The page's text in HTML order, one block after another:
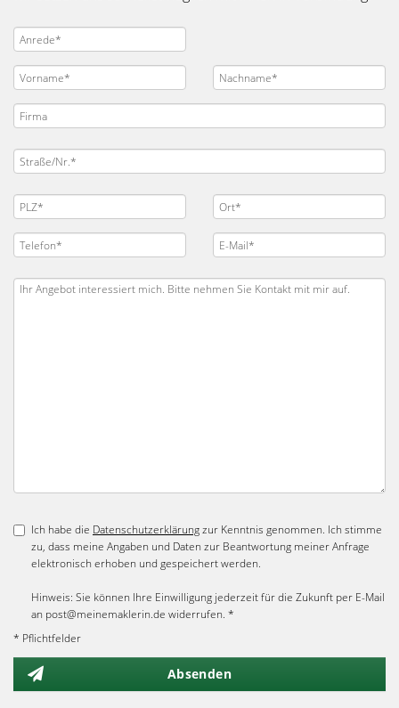
Ich habe die Datenschutzerklärungzur Kenntnis genommen. Ich stimme
zu, dass meine Angaben und Daten zur Beantwortung meiner Anfrage
elektronisch erhoben und gespeichert werden.
Hinweis: Sie können Ihre Einwilligung jederzeit für die Zukunft per E-Mail
an post@meinemaklerin.de widerrufen. *
* Pflichtfelder
Absenden